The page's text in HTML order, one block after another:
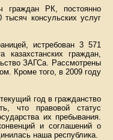
граждан РК, постоянно
консульских услуг
истребован 3 571
казахстанских граждан,
ЗАГСа. Рассмотрены
Кроме того, в 2009 году
год в гражданство
что правовой статус
их пребывания.
и соглашений о
наша республика.